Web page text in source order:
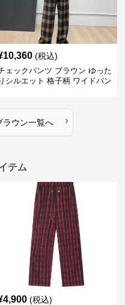
10,360 (税込)
ェックパンツ ブラウン ゆった
シルエット 格子柄 ワイドパン
ラウン一覧へ ›
テム
4,900 (税込)